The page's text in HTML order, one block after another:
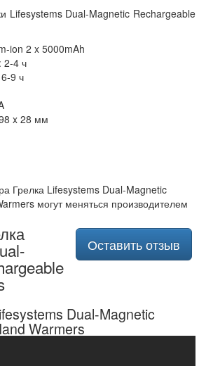
Lifesystems Dual-Magnetic Rechargeable
ion 2 x 5000mAh
2-4 ч
9 ч
x 28 мм
Грелка Lifesystems Dual-Magnetic
могут меняться производителем
Оставить отзыв
Dual-Magnetic
Warmers